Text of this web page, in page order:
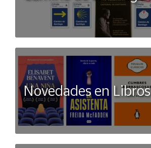
Novedades en Libros